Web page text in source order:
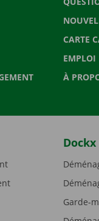
CARTE
EMPLOI
À
Garde-